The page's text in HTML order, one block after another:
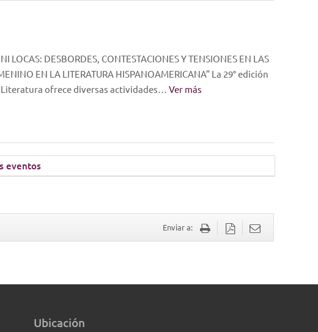
LOCAS: DESBORDES, CONTESTACIONES Y TENSIONES EN LAS
EN LA LITERATURA HISPANOAMERICANA” La 29° edición
ofrece diversas actividades… Ver más
eventos
Enviar a:
Ubicación